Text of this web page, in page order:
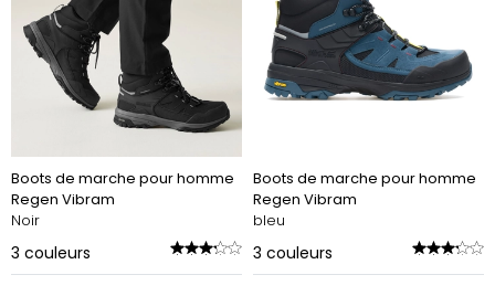
Boots de marche pour homme
Regen Vibram
Noir
3 couleurs
Boots de marche pour homme
Regen Vibram
bleu
3 couleurs